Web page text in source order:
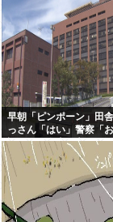
早朝「ピンポーン」田
っさん「はい」警察「
調べる」全米行方不明
取センターからの通報に
ホ゜画像を発見、逮捕